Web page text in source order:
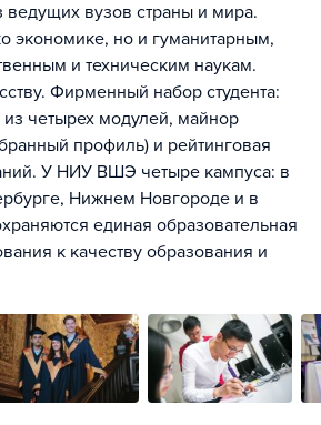
вузов страны и мира.
экономике, но и гуманитарным,
и техническим наукам.
Фирменный набор студента:
четырех модулей, майнор
профиль) и рейтинговая
У НИУ ВШЭ четыре кампуса: в
Нижнем Новгороде и в
единая образовательная
к качеству образования и